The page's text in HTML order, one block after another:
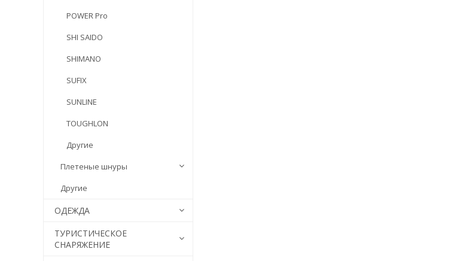
POWER Pro
SHI SAIDO
SHIMANO
SUFIX
SUNLINE
TOUGHLON
Другие
Плетеные шнуры
Другие
ОДЕЖДА
ТУРИСТИЧЕСКОЕ
СНАРЯЖЕНИЕ